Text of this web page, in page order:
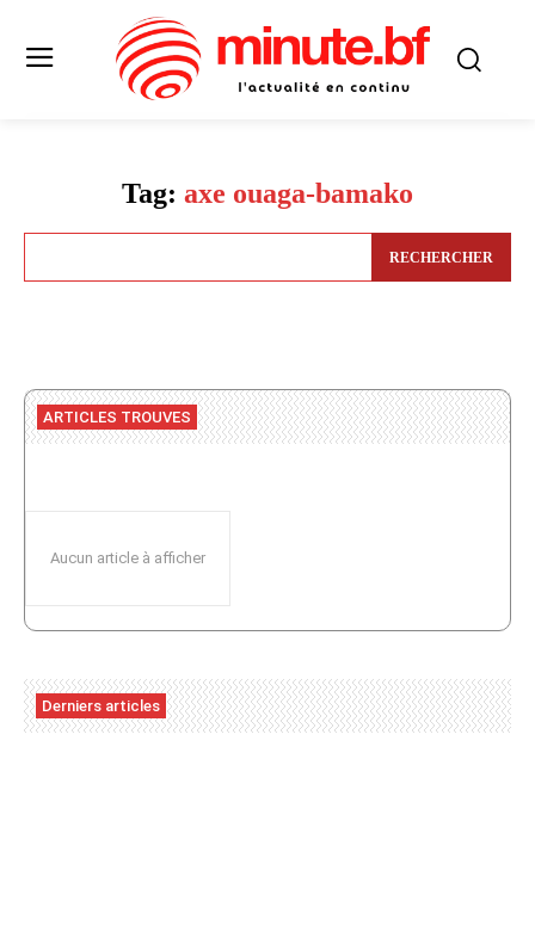
Tag: axe ouaga-bamako
RECHERCHER
ARTICLES TROUVES
Aucun article à afficher
Derniers articles